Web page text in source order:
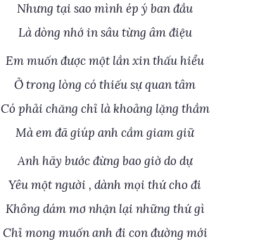
Nhưng tại sao mình ép ý ban đầu
Là dòng nhớ in sâu từng âm điệu
Em muốn được một lần xin thấu hiểu
Ở trong lòng có thiếu sự quan tâm
Có phải chăng chỉ là khoảng lặng thầm
Mà em đã giúp anh cầm giam giữ
Anh hãy bước đừng bao giờ do dự
Yêu một người , dành mọi thứ cho đi
Không dám mơ nhận lại những thứ gì
Chỉ mong muốn anh đi con đường mới